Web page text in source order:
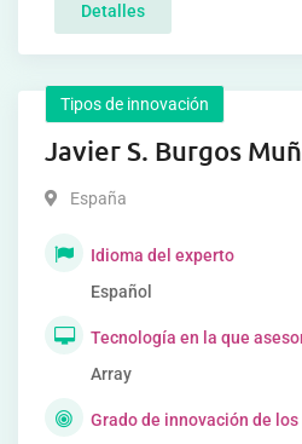
Detalles
Tipos de innovación
Javier S. Burgos
España
Idioma del experto
Español
Tecnología en la que
Array
Grado de innovación de